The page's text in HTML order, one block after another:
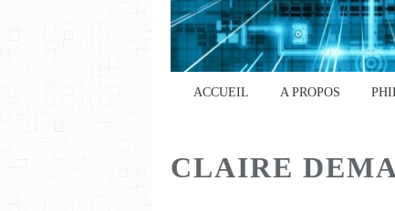
ACCUEIL A PROPOS
CLAIRE